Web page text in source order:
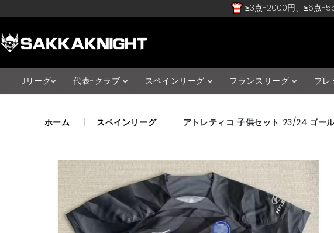
≥3点-2000円、≥6点-
Jリーグ 代表-クラブ スペインリーグ フランスリーグ プ
ホーム スペインリーグ アトレティコ 子供セット 23/24 ゴー